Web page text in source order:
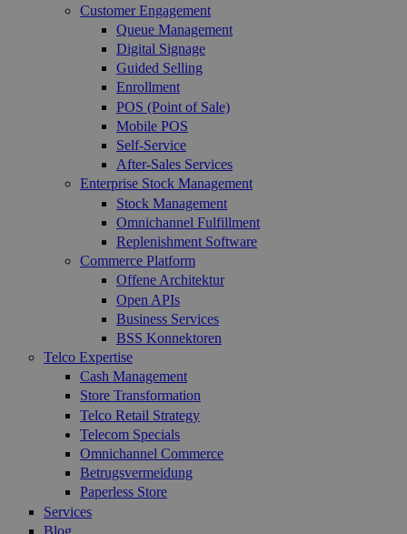
Customer Engagement
Queue Management
Digital Signage
Guided Selling
Enrollment
POS (Point of Sale)
Mobile POS
Self-Service
After-Sales Services
Enterprise Stock Management
Stock Management
Omnichannel Fulfillment
Replenishment Software
Commerce Platform
Offene Architektur
Open APIs
Business Services
BSS Konnektoren
Telco Expertise
Cash Management
Store Transformation
Telco Retail Strategy
Telecom Specials
Omnichannel Commerce
Betrugsvermeidung
Paperless Store
Services
Blog